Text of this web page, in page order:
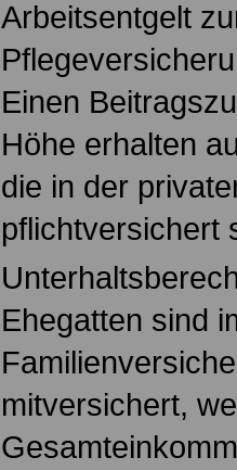
Arbeitsentgelt
Einen
Höhe erhalten
die in der
pflichtversichert
Ehegatten sind
mitversichert,